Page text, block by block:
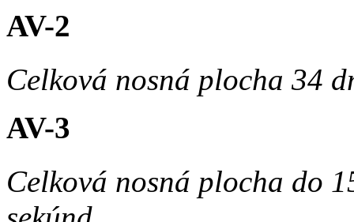
AV-2
Celková nosná plocha 34
AV-3
Celková nosná plocha do